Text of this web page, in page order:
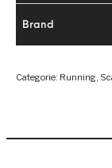
Brand
Categorie: Running,